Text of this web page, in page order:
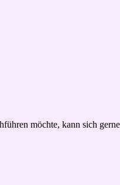
möchte, kann sich